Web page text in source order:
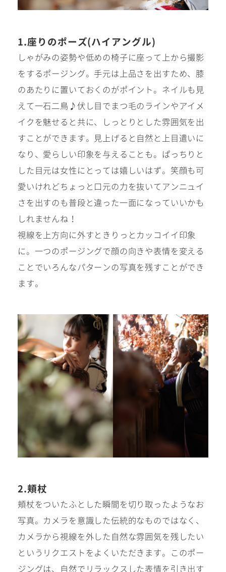
フォトウエディング
ベビー/キッズ
振袖
ホワイトベル豊橋
振袖レンタルサイト
1.座りのポーズ(ハイアングル)
しゃがみの姿勢や低めの椅子に座って上から撮影
をするポージング。手元は上品さを出すため、膝
のあたりに置いておくのがポイント。ネイルも見
えて一石二鳥♪伏し目でまつ毛のラインやアイメ
イクを魅せると共に、しっとりとした雰囲気を出
すことができます。見上げると自然と上目遣いに
なり、愛らしい印象を与えることも。ぱっちりと
した目元は女性にとっては嬉しいはず。笑顔も可
愛いけれどちょっと口元の力を抜いてアンニュイ
さを出すのも普段と違った一面になっていいかも
しれませんね！
視線を上方向に外すときりっとカッコイイ印象
に。一つのポージングで顔の向きや表情を変える
ことでいろんなパターンの写真を残すことができ
ます。
2.頬杖
頬杖をついたふとした瞬間を切り取ったようなお
写真。カメラを意識した伝統的なものではなく、
カメラから視線を外した自然な雰囲気を残したい
というリクエストをよくいただきます。このポー
ジングは、自然でリラックスした表情を引き出す